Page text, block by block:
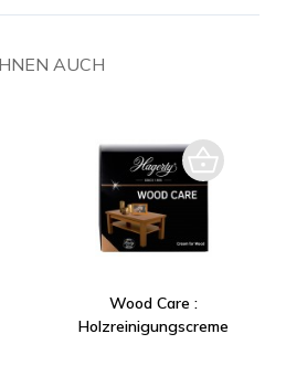
AUCH
Wood Care :
Holzreinigungscreme